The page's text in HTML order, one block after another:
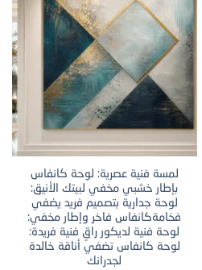
لمسة فنية عصرية: لوحة كانفاس
بإطار خشبي مخفي لبيتك الأنيق:
لوحة جدارية بتصميم فريد يضفي
فخامةكانفاس فاخر وإطار مخفي:
لوحة فنية لديكور راقٍ فنية فريدة:
لوحة كانفاس تضفي أناقة خالدة
لجدرانك